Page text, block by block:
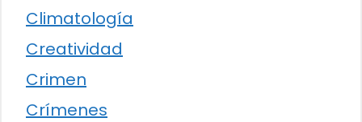
Climatología
Creatividad
Crimen
Crímenes